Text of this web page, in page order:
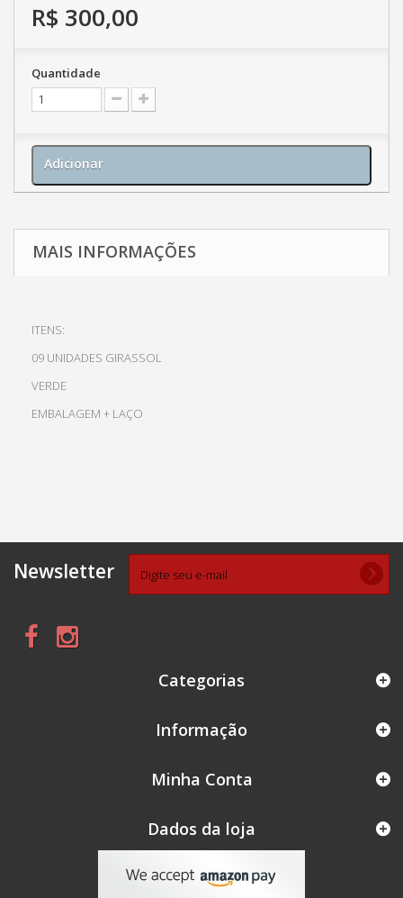
R$ 300,00
Quantidade
Adicionar
MAIS INFORMAÇÕES
ITENS:
09 UNIDADES GIRASSOL
VERDE
EMBALAGEM + LAÇO
Newsletter
Categorias
Informação
Minha Conta
Dados da loja